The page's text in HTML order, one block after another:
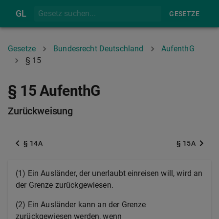
GL GESETZE
Gesetze Bundesrecht Deutschland
AufenthG
§ 15
§ 15 AufenthG
Zurückweisung
§ 14A § 15A
(1) Ein Ausländer, der unerlaubt einreisen will, wird an
der Grenze zurückgewiesen.
(2) Ein Ausländer kann an der Grenze
zurückgewiesen werden, wenn